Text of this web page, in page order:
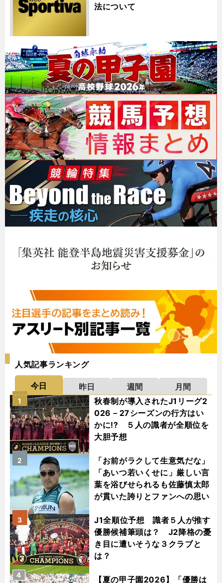
法について
人気記事ランキング
今日 昨日 週間
月間
秋春制が導入されたJ1リーグ2
026－27シーズンの行方はい
かに!? ５人の識者が全順位を
大胆予想
1
「お前がラクして生意気だな」
「あいつ若いくせに」厳しい言
葉を浴びせられるも佐藤慎太郎
が貫いた誇りとファンへの思い
2
J1全順位予想 識者５人が推す
優勝候補筆頭は？ J2降格の憂
き目に遭いそうな３クラブと
は？
3
【夏の甲子園2026】「優勝は
4